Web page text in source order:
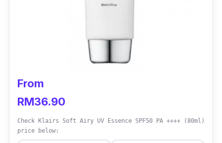
From
RM36.90
Check Klairs Soft Airy UV Essence SPF50 PA ++++ (80ml)
price below: